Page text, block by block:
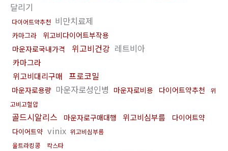
달리기
다이어트약추천 비만치료제
카마그라
위고비다이어트부작용
마운자로국내가격
위고비건강 레트비아
카마그라
위고비대리구매
프로코밀
마운자로용량 마운자로성인병 마운자로비용 다이어트약추천
위
고비고혈압
골드시알리스 마운자로구매대행 위고비심부름 다이어트약
다이어트약 vinix 위고비심부름
울트라킹콩
칵스타